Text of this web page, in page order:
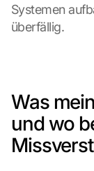
Systemen
überfällig.
Was
und wo